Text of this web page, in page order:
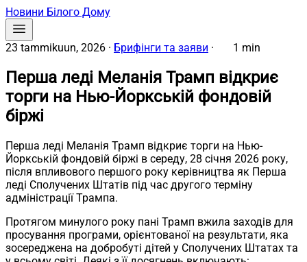
Новини Білого Дому
23 tammikuun, 2026 · Брифінги та заяви · 1 min
Перша леді Меланія Трамп відкриє
торги на Нью-Йоркській фондовій
біржі
Перша леді Меланія Трамп відкриє торги на Нью-
Йоркській фондовій біржі в середу, 28 січня 2026 року,
після впливового першого року керівництва як Перша
леді Сполучених Штатів під час другого терміну
адміністрації Трампа.
Протягом минулого року пані Трамп вжила заходів для
просування програми, орієнтованої на результати, яка
зосереджена на добробуті дітей у Сполучених Штатах та